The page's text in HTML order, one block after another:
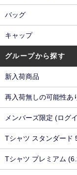
バッグ
キャップ
グループから探す
新入荷商品
再入荷無しの可能性あ
メンバーズ限定 (ログイ
Tシャツ スタンダード
Tシャツ プレミアム